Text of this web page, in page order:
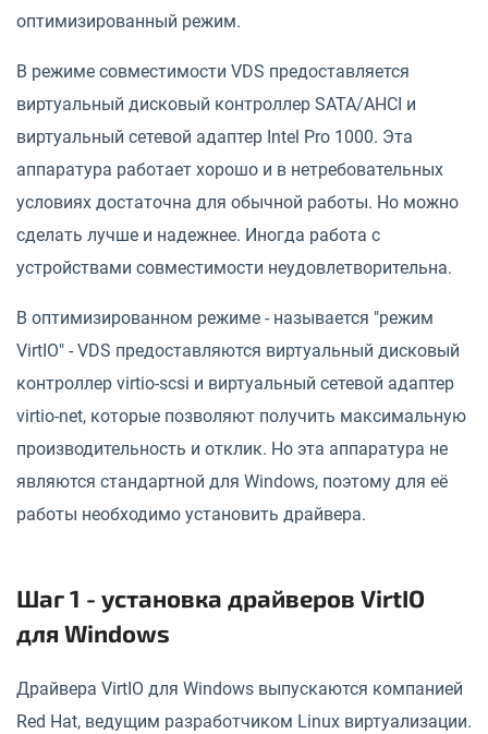
оптимизированный режим.
В режиме совместимости VDS предоставляется
виртуальный дисковый контроллер SATA/AHCI и
виртуальный сетевой адаптер Intel Pro 1000. Эта
аппаратура работает хорошо и в нетребовательных
условиях достаточна для обычной работы. Но можно
сделать лучше и надежнее. Иногда работа с
устройствами совместимости неудовлетворительна.
В оптимизированном режиме - называется "режим
VirtIO" - VDS предоставляются виртуальный дисковый
контроллер virtio-scsi и виртуальный сетевой адаптер
virtio-net, которые позволяют получить максимальную
производительность и отклик. Но эта аппаратура не
являются стандартной для Windows, поэтому для её
работы необходимо установить драйвера.
Шаг 1 - установка драйверов VirtIO
для Windows
Драйвера VirtIO для Windows выпускаются компанией
Red Hat, ведущим разработчиком Linux виртуализации.